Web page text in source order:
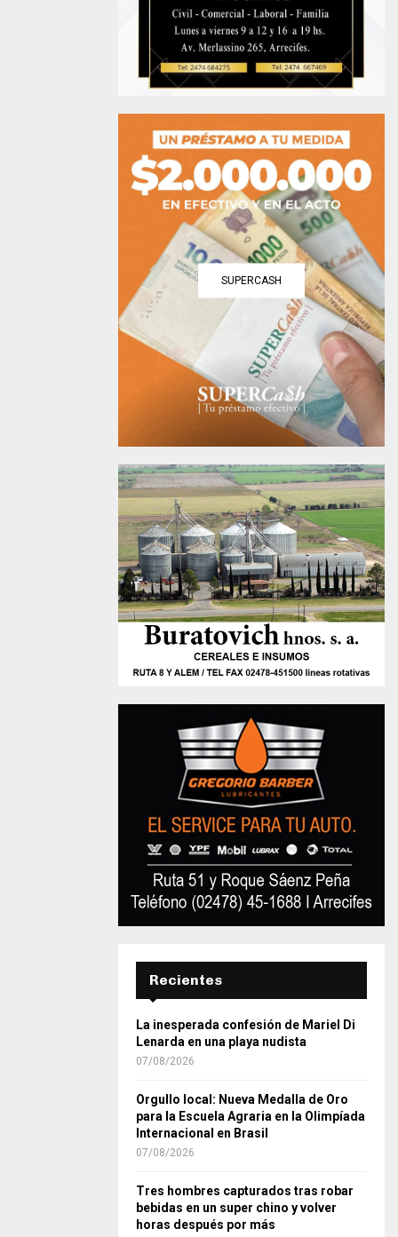
SUPERCASH
Recientes
La inesperada confesión de Mariel Di
Lenarda en una playa nudista
07/08/2026
Orgullo local: Nueva Medalla de Oro
para la Escuela Agraria en la Olimpíada
Internacional en Brasil
07/08/2026
Tres hombres capturados tras robar
bebidas en un super chino y volver
horas después por más